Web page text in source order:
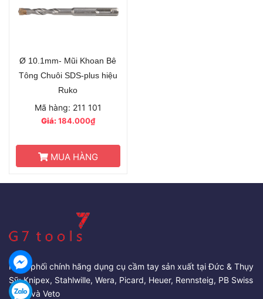
Ø 10.1mm- Mũi Khoan Bê
Tông Chuôi SDS-plus hiệu
Ruko
Mã hàng: 211 101
Giá:184.000₫
MUA HÀNG
Phân phối chính hãng dụng cụ cầm tay sản xuất tại Đức & Thụy
Sỹ: Knipex, Stahlwille, Wera, Picard, Heuer, Rennsteig, PB Swiss
Tools và Veto